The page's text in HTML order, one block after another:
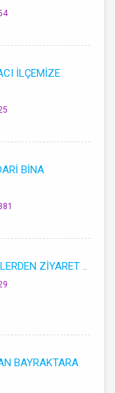
İLÇEMİZE
BİNA
ZİYARET ..
BAYRAKTARA